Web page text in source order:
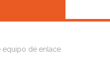
equipo de enlace